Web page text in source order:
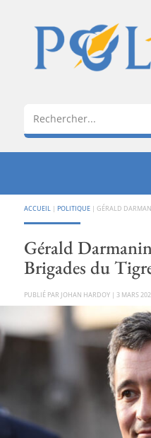
ACCUEIL | POLITIQUE| GÉRALD
Gérald
Brigades du
PAR JOHAN HARDOY| 3 MARS